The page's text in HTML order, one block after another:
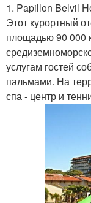
1. Papillon Belvil
Этот курортный
площадью 90 000
услугам гостей
пальмами. На
спа - центр и